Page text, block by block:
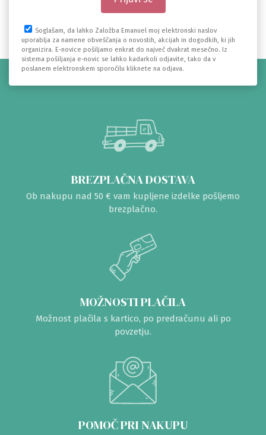
Soglašam, da lahko Založba Emanuel moj elektronski naslov
uporablja za namene obveščanja o novostih, akcijah in dogodkih, ki jih
organizira. E-novice pošiljamo enkrat do največ dvakrat mesečno. Iz
sistema pošiljanja e-novic se lahko kadarkoli odjavite, tako da v
poslanem elektronskem sporočilu kliknete na odjava.
BREZPLAČNA DOSTAVA
Ob nakupu nad 50 € vam kupljene izdelke pošljemo
brezplačno.
MOŽNOSTI PLAČILA
Možnost plačila s kartico, po predračunu ali po
povzetju.
POMOČ PRI NAKUPU